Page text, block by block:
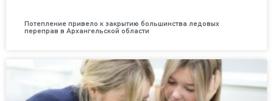
Потепление привело к закрытию большинства ледовых
переправ в Архангельской области